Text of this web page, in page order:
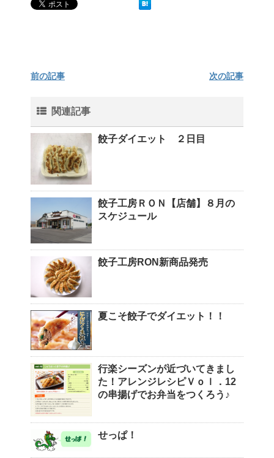
前の記事 次の記事
関連記事
餃子ダイエット ２日目
餃子工房ＲＯＮ【店舗】８月の
スケジュール
餃子工房RON新商品発売
夏こそ餃子でダイエット！！
行楽シーズンが近づいてきまし
た！アレンジレシピＶｏｌ．12
の串揚げでお弁当をつくろう♪
せっぱ！